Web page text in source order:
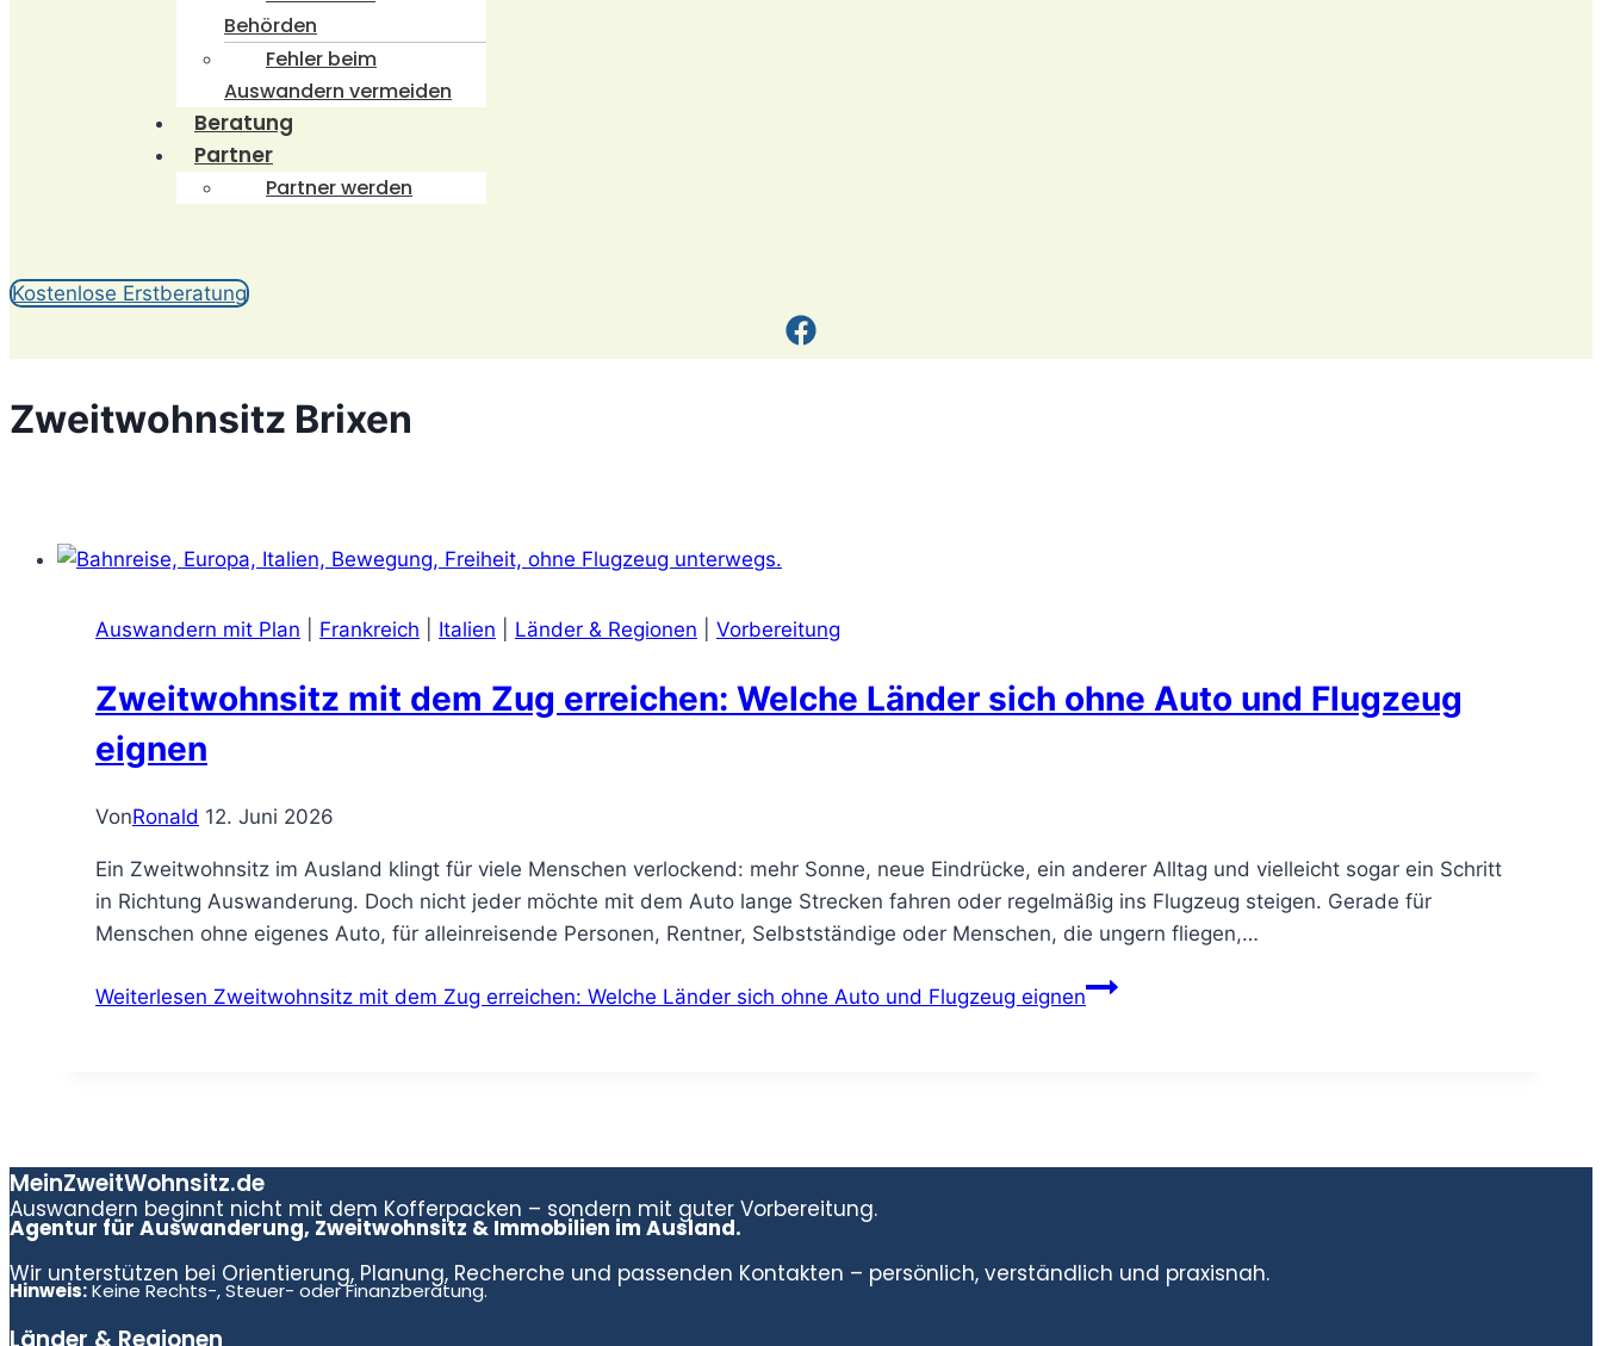
Behörden
Fehler beim
Auswandern vermeiden
Beratung
Partner
Partner werden
Kostenlose Erstberatung
Zweitwohnsitz Brixen
Auswandern mit Plan Frankreich Italien Länder & Regionen Vorbereitung
Zweitwohnsitz mit dem Zug erreichen: Welche Länder sich ohne Auto und Flugzeug
eignen
VonRonald 12. Juni 2026
Ein Zweitwohnsitz im Ausland klingt für viele Menschen verlockend: mehr Sonne, neue Eindrücke, ein anderer Alltag und vielleicht sogar ein Schritt
in Richtung Auswanderung. Doch nicht jeder möchte mit dem Auto lange Strecken fahren oder regelmäßig ins Flugzeug steigen. Gerade für
Menschen ohne eigenes Auto, für alleinreisende Personen, Rentner, Selbstständige oder Menschen, die ungern fliegen,…
Weiterlesen Zweitwohnsitz mit dem Zug erreichen: Welche Länder sich ohne Auto und Flugzeug eignen
MeinZweitWohnsitz.de
Auswandern beginnt nicht mit dem Kofferpacken – sondern mit guter Vorbereitung.
Agentur für Auswanderung, Zweitwohnsitz & Immobilien im Ausland.
Wir unterstützen bei Orientierung, Planung, Recherche und passenden Kontakten – persönlich, verständlich und praxisnah.
Hinweis:Keine Rechts-, Steuer- oder Finanzberatung.